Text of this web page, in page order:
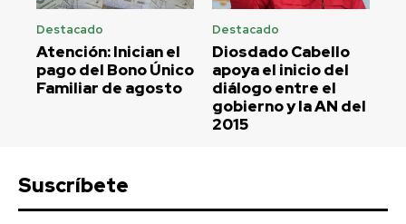
Destacado
Atención: Inician el
pago del Bono Único
Familiar de agosto
Destacado
Diosdado Cabello
apoya el inicio del
diálogo entre el
gobierno y la AN del
2015
Suscríbete